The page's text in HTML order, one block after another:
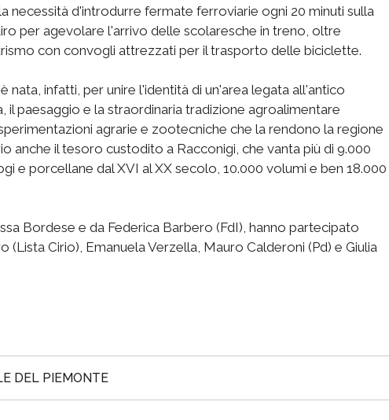
necessità d'introdurre fermate ferroviarie ogni 20 minuti sulla
per agevolare l'arrivo delle scolaresche in treno, oltre
con convogli attrezzati per il trasporto delle biciclette.
è nata, infatti, per unire l'identità di un'area legata all'antico
il paesaggio e la straordinaria tradizione agroalimentare
agrarie e zootecniche che la rendono la regione
anche il tesoro custodito a Racconigi, che vanta più di 9.000
e porcellane dal XVI al XX secolo, 10.000 volumi e ben 18.000
Bordese e da Federica Barbero (FdI), hanno partecipato
(Lista Cirio), Emanuela Verzella, Mauro Calderoni (Pd) e Giulia
DEL PIEMONTE